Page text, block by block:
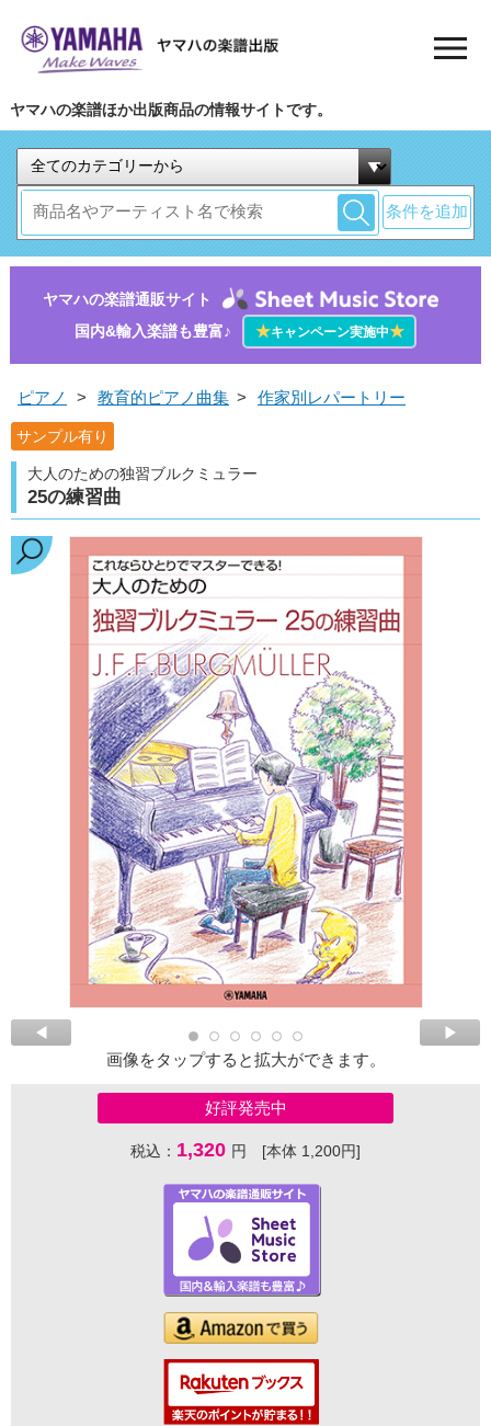
ヤマハの楽譜ほか出版商品の情報サイトです。
条件を追加
ヤマハの楽譜通販サイト
国内&輸入楽譜も豊富♪
★キャンペーン実施中★
ピアノ > 教育的ピアノ曲集 > 作家別レパートリー
サンプル有り
大人のための独習ブルクミュラー
25の練習曲
画像をタップすると拡大ができます。
好評発売中
税込： 1,320 円 [本体 1,200円]